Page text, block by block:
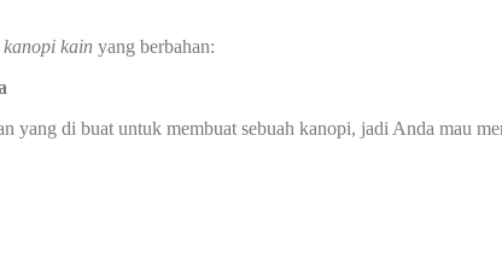
kanopi kain yang berbahan:
yang di buat untuk membuat sebuah kanopi, jadi Anda mau